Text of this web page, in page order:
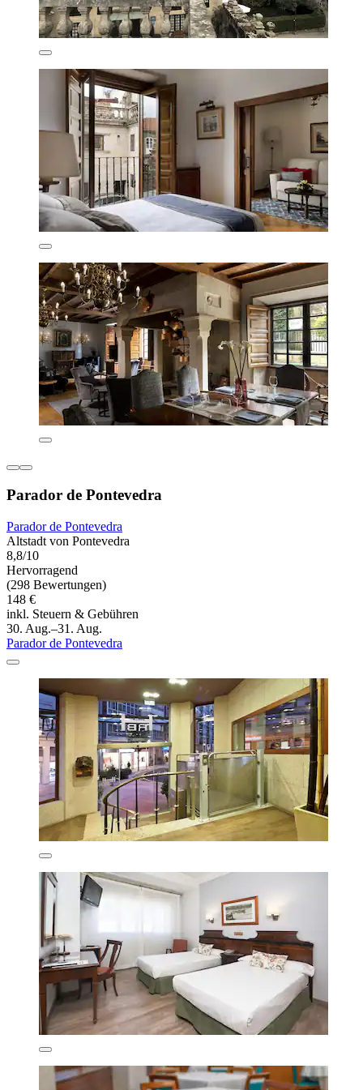
Parador de Pontevedra
Parador de Pontevedra
Altstadt von Pontevedra
8,8/10
Hervorragend
(298 Bewertungen)
148 €
inkl. Steuern & Gebühren
30. Aug.–31. Aug.
Parador de Pontevedra